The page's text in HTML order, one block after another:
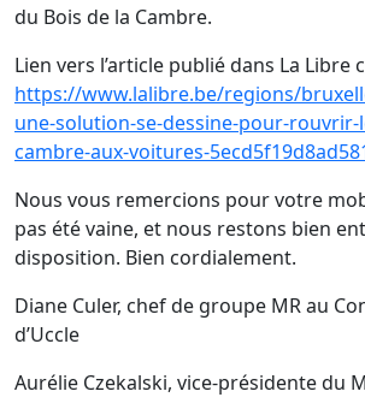
du Bois de la Cambre.
Lien vers l’article publié dans La Libre
https://www.lalibre.be/regions/
une-solution-se-dessine-pour-rouvrir-
cambre-aux-voitures-
Nous vous remercions pour votre
pas été vaine, et nous restons bien
disposition. Bien cordialement.
Diane Culer, chef de groupe MR au
d’Uccle
Aurélie Czekalski, vice-présidente du